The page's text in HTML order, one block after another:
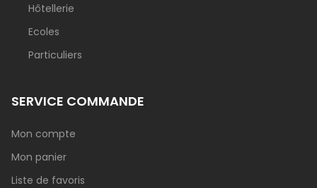
Hôtellerie
Ecoles
Particuliers
SERVICE COMMANDE
Mon compte
Mon panier
Liste de favoris